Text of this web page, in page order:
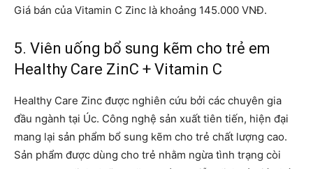
Giá bán của Vitamin C Zinc là khoảng 145.000 VNĐ.
5. Viên uống bổ sung kẽm cho trẻ em
Healthy Care ZinC + Vitamin C
Healthy Care Zinc được nghiên cứu bởi các chuyên gia
đầu ngành tại Úc. Công nghệ sản xuất tiên tiến, hiện đại
mang lại sản phẩm bổ sung kẽm cho trẻ chất lượng cao.
Sản phẩm được dùng cho trẻ nhằm ngừa tình trạng còi